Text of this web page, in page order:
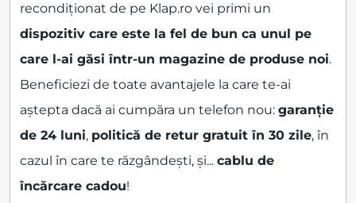
recondiționat de pe Klap.ro vei primi un
dispozitiv care este la fel de bun ca unul pe
care l-ai găsi într-un magazine de produse noi.
Beneficiezi de toate avantajele la care te-ai
aștepta dacă ai cumpăra un telefon nou: garanție
de 24 luni, politică de retur gratuit în 30 zile, în
cazul în care te răzgândești, și... cablu de
încărcare cadou!